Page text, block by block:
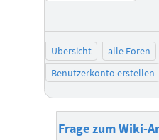
Übersicht alle Foren
Benutzerkonto erstellen
Frage zum Wiki-